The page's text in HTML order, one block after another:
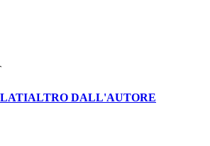
ALTRO DALL'AUTORE